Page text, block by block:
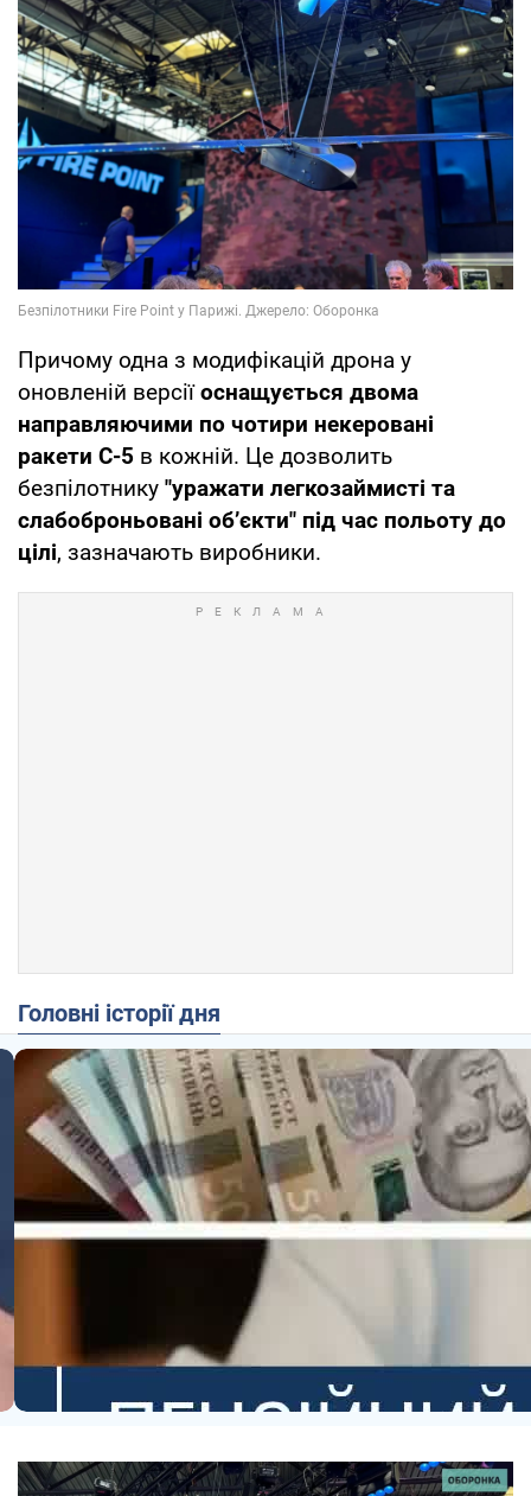
Причому одна з модифікацій дрона у
оновленій версіїоснащується двома
направляючими по чотири некеровані
ракети С-5 в кожній. Це дозволить
безпілотнику "уражати легкозаймисті та
слабоброньовані обʼєкти" під час польоту до
цілі, зазначають виробники.
Головні історії дня